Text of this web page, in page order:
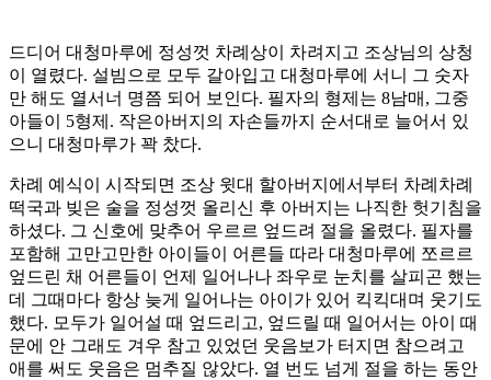
드디어 대청마루에 정성껏 차례상이 차려지고 조상님의 상청
이 열렸다. 설빔으로 모두 갈아입고 대청마루에 서니 그 숫자
만 해도 열서너 명쯤 되어 보인다. 필자의 형제는 8남매, 그중
아들이 5형제. 작은아버지의 자손들까지 순서대로 늘어서 있
으니 대청마루가 꽉 찼다.
차례 예식이 시작되면 조상 윗대 할아버지에서부터 차례차례
떡국과 빚은 술을 정성껏 올리신 후 아버지는 나직한 헛기침을
하셨다. 그 신호에 맞추어 우르르 엎드려 절을 올렸다. 필자를
포함해 고만고만한 아이들이 어른들 따라 대청마루에 쪼르르
엎드린 채 어른들이 언제 일어나나 좌우로 눈치를 살피곤 했는
데 그때마다 항상 늦게 일어나는 아이가 있어 킥킥대며 웃기도
했다. 모두가 일어설 때 엎드리고, 엎드릴 때 일어서는 아이 때
문에 안 그래도 겨우 참고 있었던 웃음보가 터지면 참으려고
애를 써도 웃음은 멈추질 않았다. 열 번도 넘게 절을 하는 동안